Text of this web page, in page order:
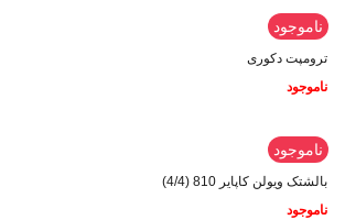
ناموجود
ترومپت دکوری
ناموجود
ناموجود
بالشتک ویولن کاپایر 810 (4/4)
ناموجود